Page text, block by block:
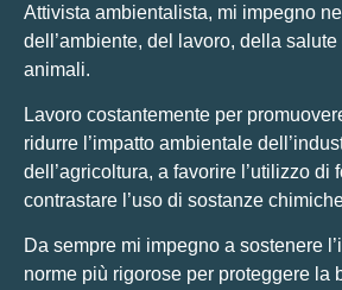
Attivista ambientalista, mi impegno
dell’ambiente, del lavoro, della
animali.
Lavoro costantemente per
ridurre l’impatto ambientale
dell’agricoltura, a favorire l’utilizzo di
contrastare l’uso di sostanze
Da sempre mi impegno a sostenere
norme più rigorose per proteggere la